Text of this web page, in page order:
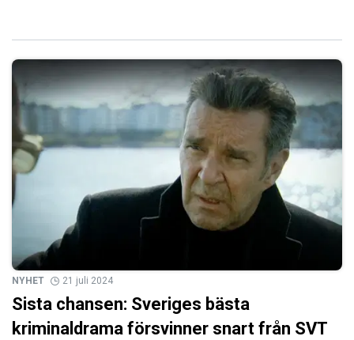
NYHET 21 juli 2024
Sista chansen: Sveriges bästa
kriminaldrama försvinner snart från SVT